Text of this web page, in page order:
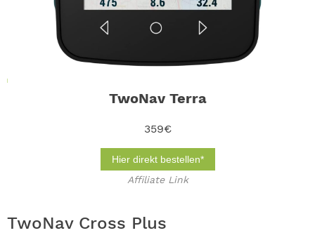
TwoNav Terra
359€
Hier direkt bestellen*
Affiliate Link
TwoNav Cross Plus